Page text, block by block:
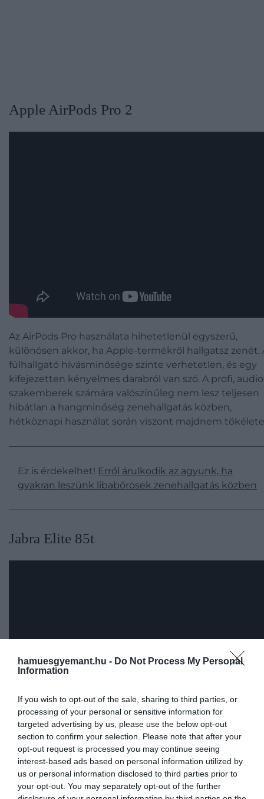
hamuesgyemant.hu - Do Not Process My Personal
Information
If you wish to opt-out of the sale, sharing to third parties, or
processing of your personal or sensitive information for
targeted advertising by us, please use the below opt-out
section to confirm your selection. Please note that after your
opt-out request is processed you may continue seeing
interest-based ads based on personal information utilized by
us or personal information disclosed to third parties prior to
your opt-out. You may separately opt-out of the further
​Apple AirPods Pro 2
Az AirPods Pro használata hihetetlenül egyszerű,
különösen akkor, ha Apple-termékről hallgatsz zenét.
fülhallgató hívásminősége szinte verhetetlen, és egy
kifejezetten kényelmes darabról van szó. A profi,
szakemberek számára valószínűleg nem lesz teljesen
hibátlan a hangminőség zenehallgatás közben,
hétköznapi használat során viszont majdnem
Ez is érdekelhet! Erről árulkodik az agyunk, ha
gyakran leszünk libabőrösek zenehallgatás közben
​Jabra Elite 85t
Az Elite 85t a Jabra prémiumkategóriás vezeték
fülhallgatója, amelyben könnyen kezelhető aktív
zajszűrő funkciót is találunk. A modell hangminősége